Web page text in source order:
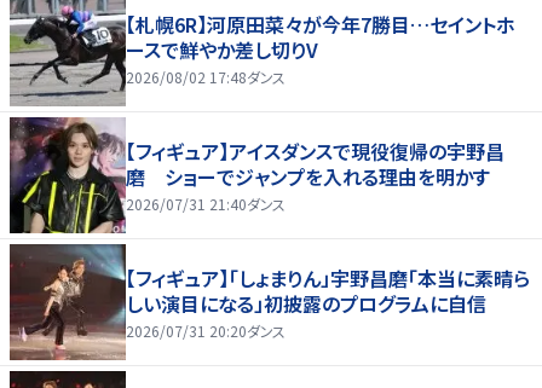
【札幌6R】河原田菜々が今年7勝目…セイントホ
ースで鮮やか差し切りV
2026/08/02 17:48ダンス
【フィギュア】アイスダンスで現役復帰の宇野昌
磨 ショーでジャンプを入れる理由を明かす
2026/07/31 21:40ダンス
【フィギュア】「しょまりん」宇野昌磨「本当に素晴ら
しい演目になる」初披露のプログラムに自信
2026/07/31 20:20ダンス